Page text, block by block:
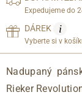
Expedujeme do
DÁREK i
Vyberte si v
Nadupaný
Rieker